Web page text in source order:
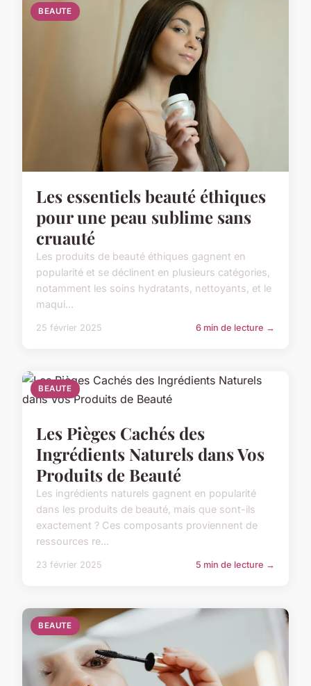
BEAUTE
Les essentiels beauté éthiques
pour une peau sublime sans
cruauté
Les produits de beauté éthiques gagnent en
popularité et se déclinent en plusieurs catégories,
notamment les soins hydratants, nettoyants, et le
maqui...
25 février 2025 6 min de lecture →
BEAUTE
Les Pièges Cachés des
Ingrédients Naturels dans Vos
Produits de Beauté
Les ingrédients naturels gagnent en popularité
dans les produits de beauté, mais que sont-ils
exactement ? Ces composants proviennent de
ressources re...
23 février 2025 5 min de lecture →
BEAUTE